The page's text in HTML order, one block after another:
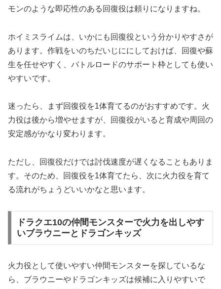
モンのような即応性のある回復役は頼りになりますね。
ホイミスライムは、いかにも回復役という分かりやすさが
あります。作戦をいのちだいじににしておけば、回復や蘇
生を任せやすく、バトルロードのサポート枠としても使い
やすいです。
迷ったら、まず回復役を1体育てるのがおすすめです。火
力役は後から増やせますが、回復役がいると育成や周回の
安定感がかなり変わります。
ただし、回復役だけでは討伐速度が遅くなることもありま
す。そのため、回復役を1体育てたら、次に火力役を育て
る流れがちょうどいいかなと思います。
ドラクエ10の仲間モンスターで火力を出しやす
いブラウニーとドラゴンキッズ
火力役として使いやすい仲間モンスターを探しているな
ら、ブラウニーやドラゴンキッズは候補に入りやすいで